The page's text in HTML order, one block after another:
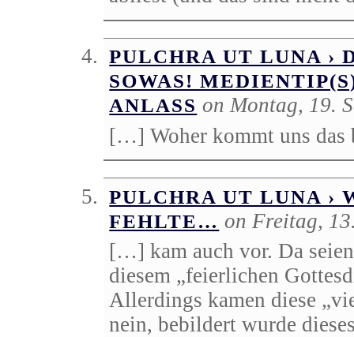
PULCHRA UT LUNA ›
SOWAS!
ANLASS
on Montag, 19.
[…] Woher kommt uns
PULCHRA UT LUNA ›
FEHLTE… on Freitag,
[…] kam auch vor. Da
diesem „feierlichen
Allerdings kamen diese
nein, bebildert wurde